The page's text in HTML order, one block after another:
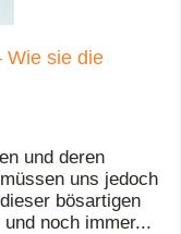
Wie sie die
und deren
uns jedoch
bösartigen
noch immer...